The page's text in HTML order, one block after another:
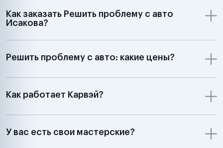
Как заказать Решить проблему с авто
Исакова?
Решить проблему с авто: какие цены?
Как работает Карвэй?
У вас есть свои мастерские?